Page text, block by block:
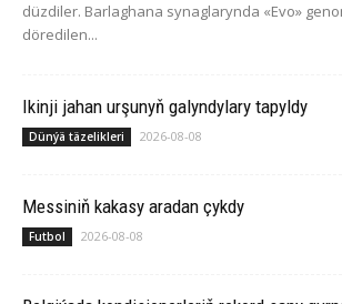
düzdiler. Barlaghana synaglarynda «Evo»
döredilen...
Ikinji jahan urşunyň galyndylary tapyldy
Dünýä täzelikleri 2026-08-08
Messiniň kakasy aradan çykdy
Futbol 2026-08-08